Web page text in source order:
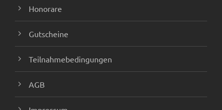
Honorare
Gutscheine
Teilnahmebedingungen
AGB